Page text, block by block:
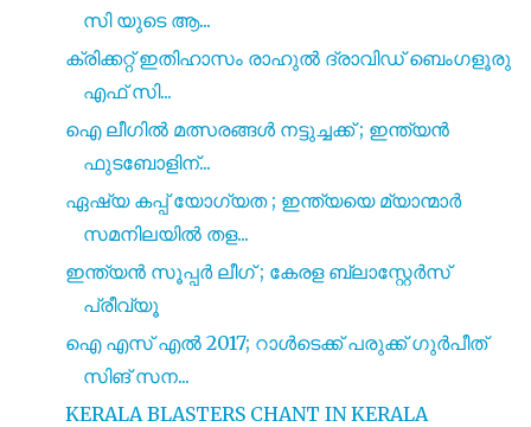
സി യുടെ ആ...
ക്രിക്കറ്റ് ഇതിഹാസം രാഹുൽ ദ്രാവിഡ് ബെംഗളൂരു
എഫ് സി...
ഐ ലീഗിൽ മത്സരങ്ങൾ നട്ടുച്ചക്ക് ; ഇന്ത്യൻ
ഫുടബോളിന്...
ഏഷ്യ കപ്പ് യോഗ്യത ; ഇന്ത്യയെ മ്യാന്മാർ
സമനിലയിൽ തള...
ഇന്ത്യൻ സൂപ്പർ ലീഗ് ; കേരള ബ്ലാസ്റ്റേർസ്
പ്രീവ്യൂ
ഐ എസ് എൽ 2017; റാൾടെക്ക് പരുക്ക് ഗുർപീത്
സിങ് സന...
KERALA BLASTERS CHANT IN KERALA